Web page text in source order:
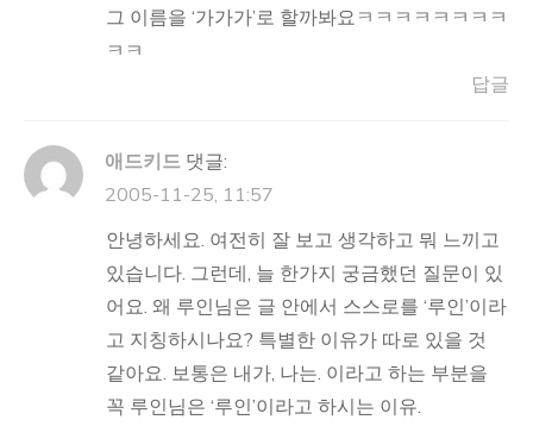
그 이름을 ‘가가가’로 할까봐요ㅋㅋㅋㅋㅋㅋㅋㅋ
ㅋㅋ
답글
애드키드 댓글:
2005-11-25, 11:57
안녕하세요. 여전히 잘 보고 생각하고 뭐 느끼고
있습니다. 그런데, 늘 한가지 궁금했던 질문이 있
어요. 왜 루인님은 글 안에서 스스로를 ‘루인’이라
고 지칭하시나요? 특별한 이유가 따로 있을 것
같아요. 보통은 내가, 나는. 이라고 하는 부분을
꼭 루인님은 ‘루인’이라고 하시는 이유.